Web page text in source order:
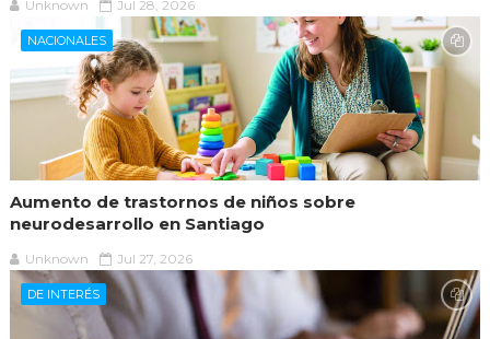
Unknown Jul 28, 2026
NACIONALES
Aumento de trastornos de niños sobre
neurodesarrollo en Santiago
Unknown Jul 27, 2026
DE INTERÉS